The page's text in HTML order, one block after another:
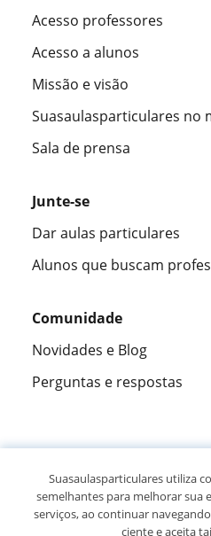
Acesso professores
Acesso a alunos
Missão e visão
Suasaulasparticulares no
Sala de prensa
Junte-se
Dar aulas particulares
Alunos que buscam
Comunidade
Novidades e Blog
Perguntas e respostas
305883
Suasaulasparticulares utiliza
semelhantes para melhorar sua
serviços, ao continuar
ciente e aceita